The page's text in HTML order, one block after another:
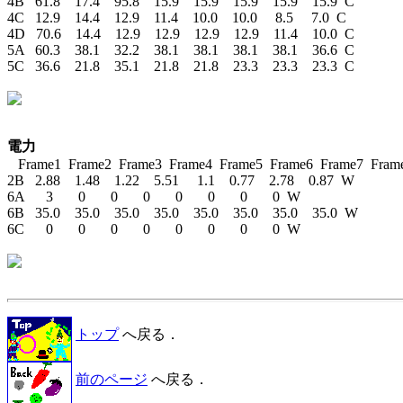
4C   12.9    14.4    12.9    11.4    10.0    10.0     8.5     7.0  C
4D   70.6    14.4    12.9    12.9    12.9    12.9    11.4    10.0  C
5A   60.3    38.1    32.2    38.1    38.1    38.1    38.1    36.6  C
5C   36.6    21.8    35.1    21.8    21.8    23.3    23.3    23.3  C
電力
Frame1  Frame2  Frame3  Frame4  Frame5  Frame6  Frame7
2B   2.88    1.48    1.22    5.51     1.1    0.77    2.78    0.87  W
6A      3       0       0       0       0       0       0       0  W
6B   35.0    35.0    35.0    35.0    35.0    35.0    35.0    35.0  W
6C      0       0       0       0       0       0       0       0  W
トップへ戻る．
前のページ へ戻る．